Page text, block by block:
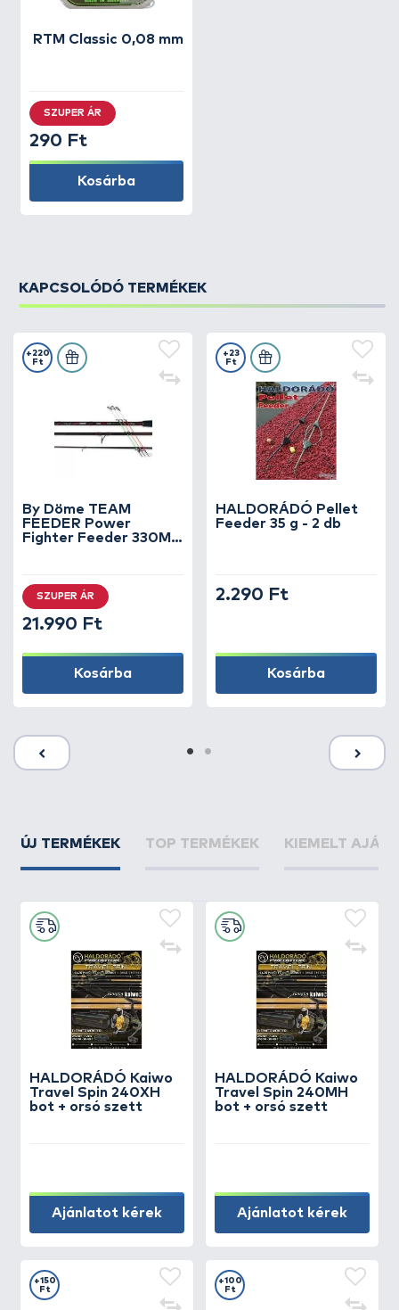
RTM Classic 0,08 mm
SZUPER ÁR
290 Ft
Kosárba
KAPCSOLÓDÓ TERMÉKEK
By Döme TEAM
FEEDER Power
Fighter Feeder 330M
+220
Ft
SZUPER ÁR
21.990 Ft
Kosárba
HALDORÁDÓ Pellet
Feeder 35 g - 2 db
+23
Ft
2.290 Ft
Kosárba
ÚJ TERMÉKEK TOP TERMÉKEK KIEMELT
HALDORÁDÓ Kaiwo
Travel Spin 240XH
bot + orsó szett
Ajánlatot kérek
HALDORÁDÓ Kaiwo
Travel Spin 240MH
bot + orsó szett
Ajánlatot kérek
+150
Ft
+100
Ft